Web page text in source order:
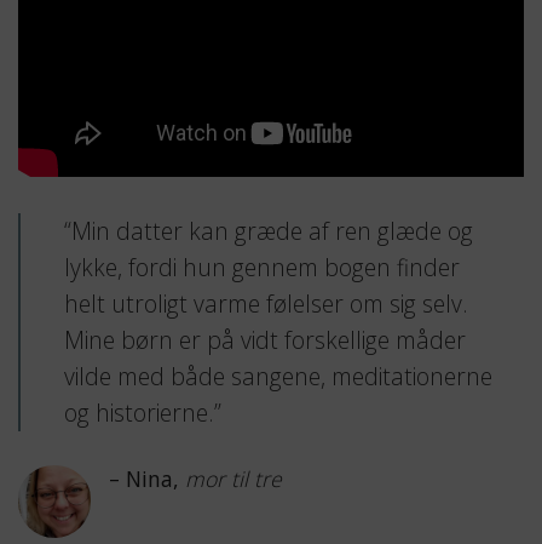
“Min datter kan græde af ren glæde og
lykke, fordi hun gennem bogen finder
helt utroligt varme følelser om sig selv.
Mine børn er på vidt forskellige måder
vilde med både sangene, meditationerne
og historierne.”
– Nina, mor til tre